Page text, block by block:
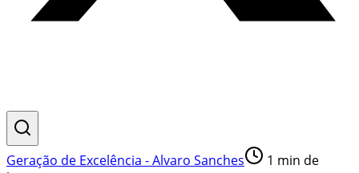
Geração de Excelência - Alvaro Sanches 1 min de